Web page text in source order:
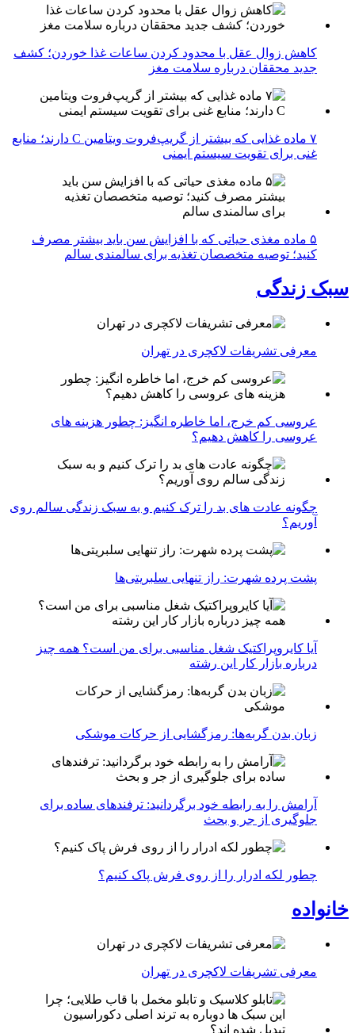
کاهش زوال عقل با محدود کردن ساعات غذا خوردن؛ کشف
جدید محققان درباره سلامت مغز
۷ ماده غذایی که بیشتر از گریپ‌فروت ویتامین C دارند؛ منابع
غنی برای تقویت سیستم ایمنی
۵ ماده مغذی حیاتی که با افزایش سن باید بیشتر مصرف
کنید؛ توصیه متخصصان تغذیه برای سالمندی سالم
سبک زندگی
معرفی تشریفات لاکچری در تهران
عروسی کم خرج، اما خاطره انگیز: چطور هزینه های
عروسی را کاهش دهیم؟
چگونه عادت‌ های بد را ترک کنیم و به سبک زندگی سالم روی
آوریم؟
پشت پرده شهرت: راز تنهایی سلبریتی‌ها
آیا کایروپراکتیک شغل مناسبی برای من است؟ همه چیز
درباره بازار کار این رشته
زبان بدن گربه‌ها: رمزگشایی از حرکات موشکی
آرامش را به رابطه خود برگردانید: ترفندهای ساده برای
جلوگیری از جر و بحث
چطور لکه ادرار را از روی فرش پاک کنیم؟
خانواده
معرفی تشریفات لاکچری در تهران